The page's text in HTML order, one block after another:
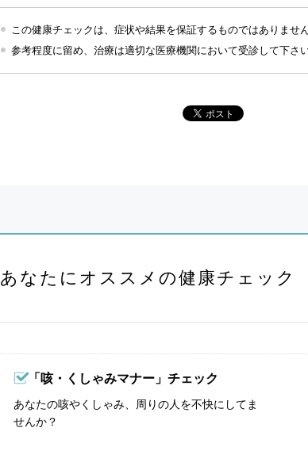
この健康チェックは、症状や結果を保証するものではありません
参考程度に留め、治療は適切な医療機関において受診して下さい
あなたにオススメの健康チェック
「咳・くしゃみマナー」チェック
あなたの咳やくしゃみ、周りの人を不快にしてま
せんか？